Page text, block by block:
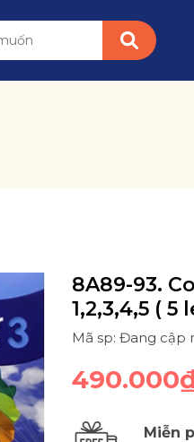
8A89-93.
1,2,3,4,5 ( 5
Mã sp: Đang cập
Miễn